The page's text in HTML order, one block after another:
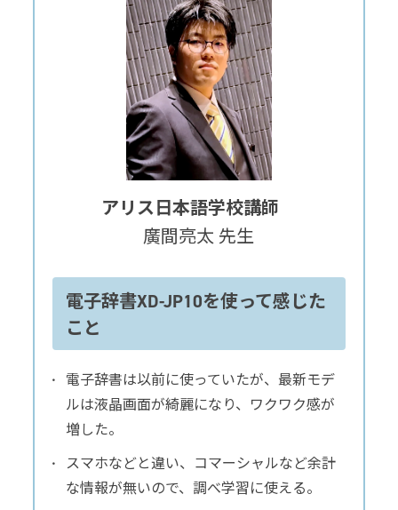
アリス日本語学校講師
廣間亮太 先生
電子辞書XD-JP10を使って感じた
こと
電子辞書は以前に使っていたが、最新モデ
ルは液晶画面が綺麗になり、ワクワク感が
増した。
スマホなどと違い、コマーシャルなど余計
な情報が無いので、調べ学習に使える。